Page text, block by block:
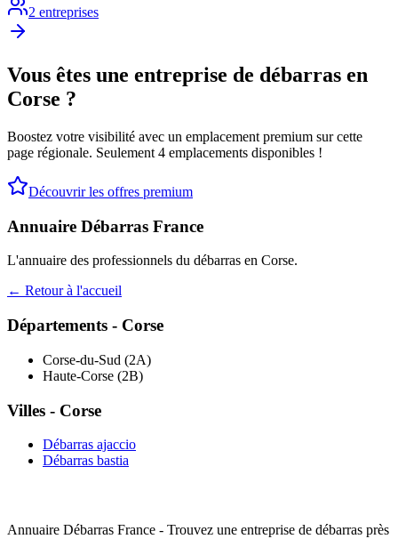
2 entreprises
Vous êtes une entreprise de débarras en
Corse ?
Boostez votre visibilité avec un emplacement premium sur cette
page régionale. Seulement 4 emplacements disponibles !
Découvrir les offres premium
Annuaire Débarras France
L'annuaire des professionnels du débarras en Corse.
← Retour à l'accueil
Départements - Corse
Corse-du-Sud (2A)
Haute-Corse (2B)
Villes - Corse
Débarras ajaccio
Débarras bastia
Annuaire Débarras France - Trouvez une entreprise de débarras près